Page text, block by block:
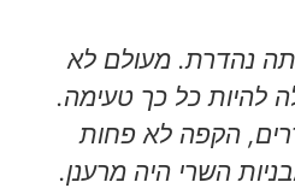
נהדרת. מעולם לא
להיות כל כך טעימה.
הקפה לא פחות
השרי היה מרענן.